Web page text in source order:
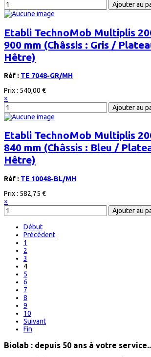
Etabli TechnoMob Multiplis
900 mm (Châssis : Gris /
Hêtre)
Réf : TE 7048-GR/MH
Prix : 540,00 €
×
Etabli TechnoMob Multiplis
840 mm (Châssis : Bleu /
Hêtre)
Réf : TE 10048-BL/MH
Prix : 582,75 €
×
Début
Précédent
1
2
3
4
5
6
7
8
9
10
Suivant
Fin
Biolab : depuis 50 ans à votre